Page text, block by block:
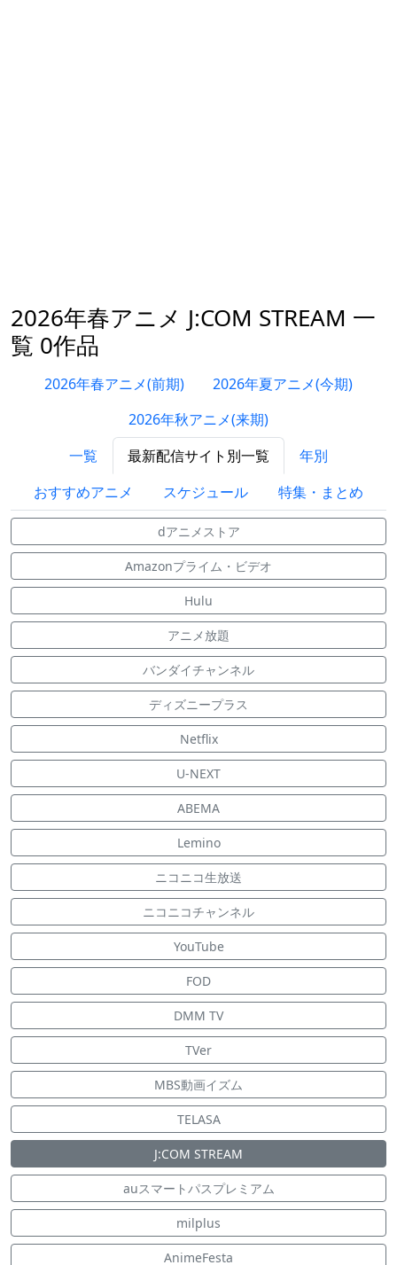
2026年春アニメ J:COM STREAM 一
覧 0作品
2026年春アニメ(前期)
2026年夏アニメ(今期)
2026年秋アニメ(来期)
一覧
最新配信サイト別一覧
年別
おすすめアニメ
スケジュール 特集・まとめ
dアニメストア
Amazonプライム・ビデオ
Hulu
アニメ放題
バンダイチャンネル
ディズニープラス
Netflix
U-NEXT
ABEMA
Lemino
ニコニコ生放送
ニコニコチャンネル
YouTube
FOD
DMM TV
TVer
MBS動画イズム
TELASA
J:COM STREAM
auスマートパスプレミアム
milplus
AnimeFesta